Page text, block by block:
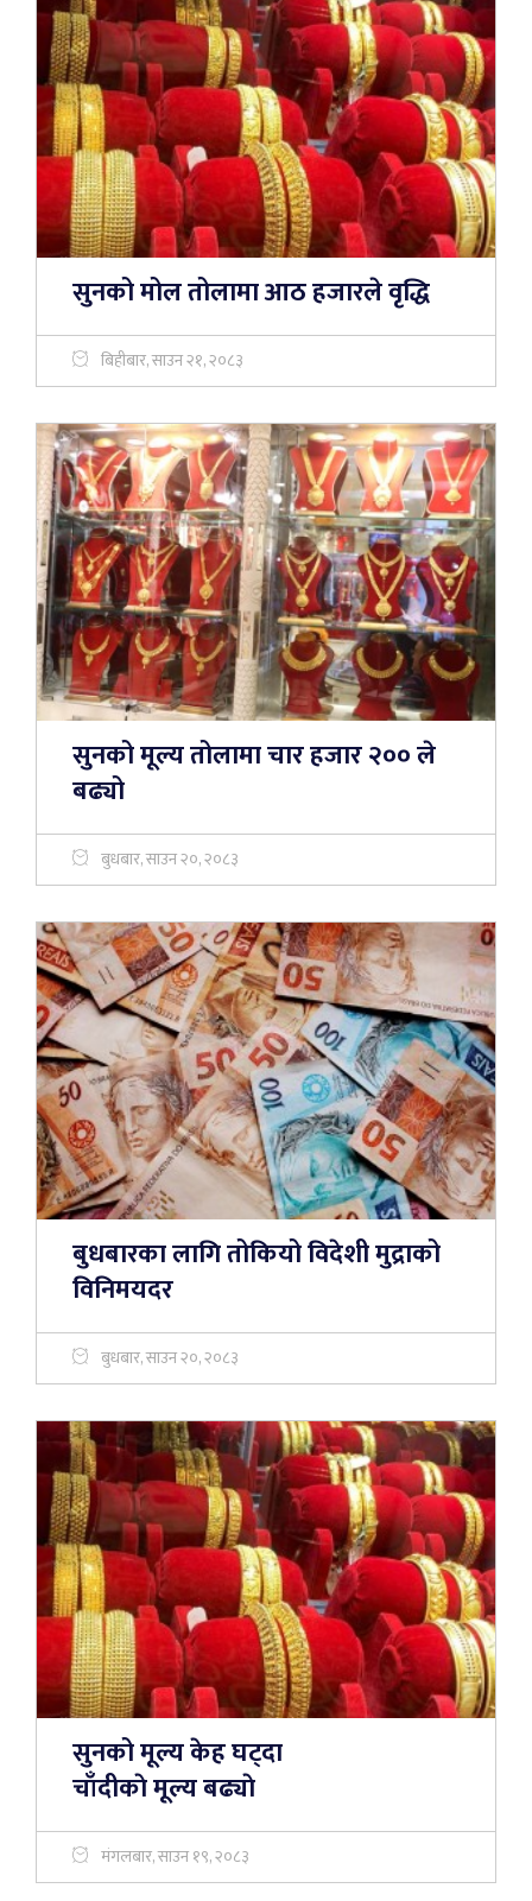
सुनको मोल तोलामा आठ हजारले वृद्धि
बिहीबार, साउन २१, २०८३
सुनको मूल्य तोलामा चार हजार २०० ले
बढ्यो
बुधबार, साउन २०, २०८३
बुधबारका लागि तोकियो विदेशी मुद्राको
विनिमयदर
बुधबार, साउन २०, २०८३
सुनको मूल्य केह घट्दा
चाँदीकाे मूल्य बढ्याे
मंगलबार, साउन १९, २०८३